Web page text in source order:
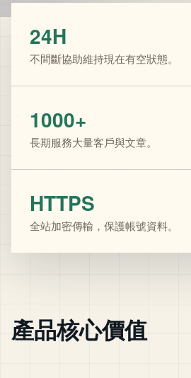
24H
不間斷協助維持現在有空狀態。
1000+
長期服務大量客戶與文章。
HTTPS
全站加密傳輸，保護帳號資料。
產品核心價值